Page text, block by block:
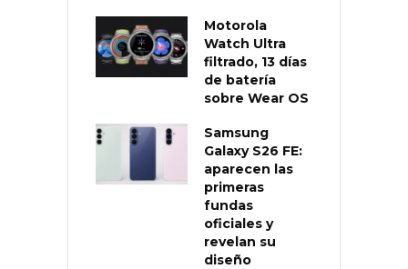
Motorola
Watch Ultra
filtrado, 13 días
de batería
sobre Wear OS
Samsung
Galaxy S26 FE:
aparecen las
primeras
fundas
oficiales y
revelan su
diseño